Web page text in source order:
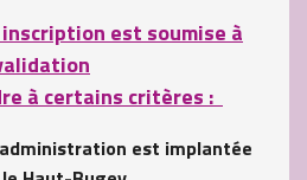
est soumise à
à certains critères :
est implantée